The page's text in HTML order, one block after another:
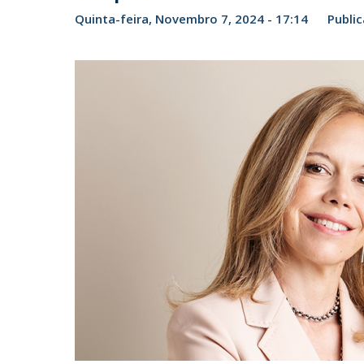
Porquê escolher um Mestrado na FFCS?
Alunos Internacionais
Provedorias
Quinta-feira, Novembro 7, 2024 - 17:14